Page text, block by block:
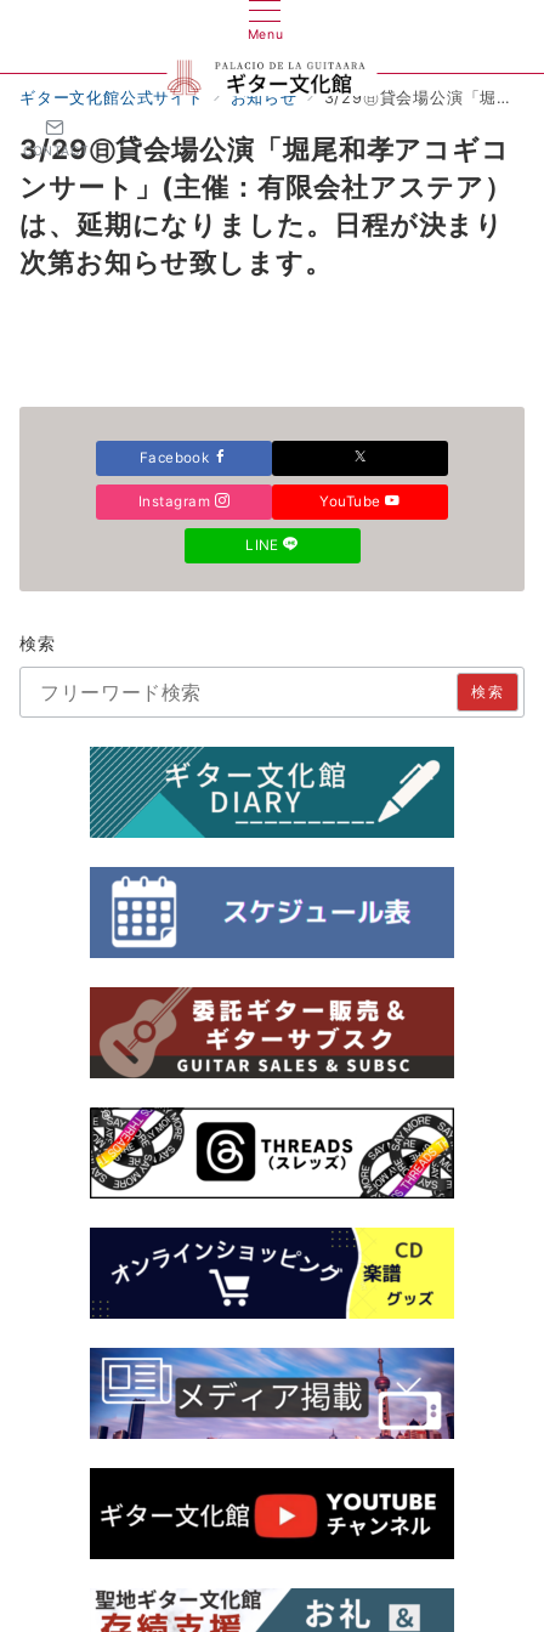
Menu
CONTACT
ギター文化館公式サイト お知らせ 3/29㊐貸会場公演「堀尾和孝アコギコンサート」(主催：有限会社アステア）は、延期になりました。日程が決まり次第お知らせ致します。
3/29㊐貸会場公演「堀尾和孝アコギコ
ンサート」(主催：有限会社アステア）
は、延期になりました。日程が決まり
次第お知らせ致します。
Facebook
Instagram YouTube
LINE
検索
検索